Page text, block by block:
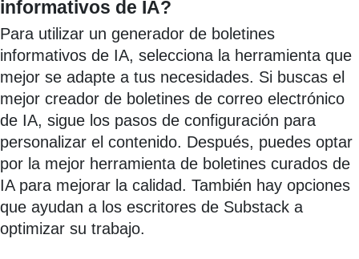
informativos de IA?
Para utilizar un generador de boletines
informativos de IA, selecciona la herramienta que
mejor se adapte a tus necesidades. Si buscas el
mejor creador de boletines de correo electrónico
de IA, sigue los pasos de configuración para
personalizar el contenido. Después, puedes optar
por la mejor herramienta de boletines curados de
IA para mejorar la calidad. También hay opciones
que ayudan a los escritores de Substack a
optimizar su trabajo.